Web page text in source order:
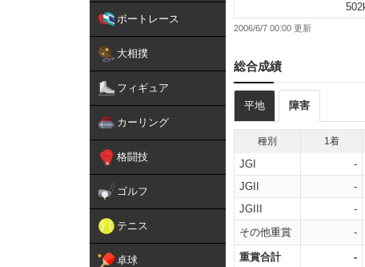
ボートレース
大相撲
フィギュア
カーリング
格闘技
ゴルフ
テニス
卓球
2006/6/7 00:00
総合成績
平地 障害
種別 1着
JGI -
JGII
-
JGIII
-
その他重賞
-
重賞合計 -